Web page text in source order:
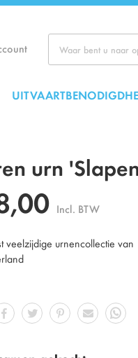
urn
Incl. BTW
veelzijdige urnencollectie van